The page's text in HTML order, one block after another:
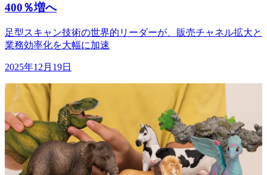
400％増へ
足型スキャン技術の世界的リーダーが、販売チャネル拡大と
業務効率化を大幅に加速
2025年12月19日